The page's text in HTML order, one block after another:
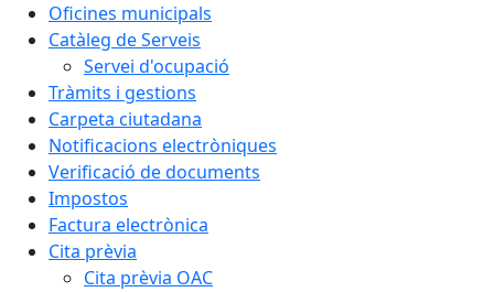
Oficines municipals
Catàleg de Serveis
Servei d'ocupació
Tràmits i gestions
Carpeta ciutadana
Notificacions electròniques
Verificació de documents
Impostos
Factura electrònica
Cita prèvia
Cita prèvia OAC